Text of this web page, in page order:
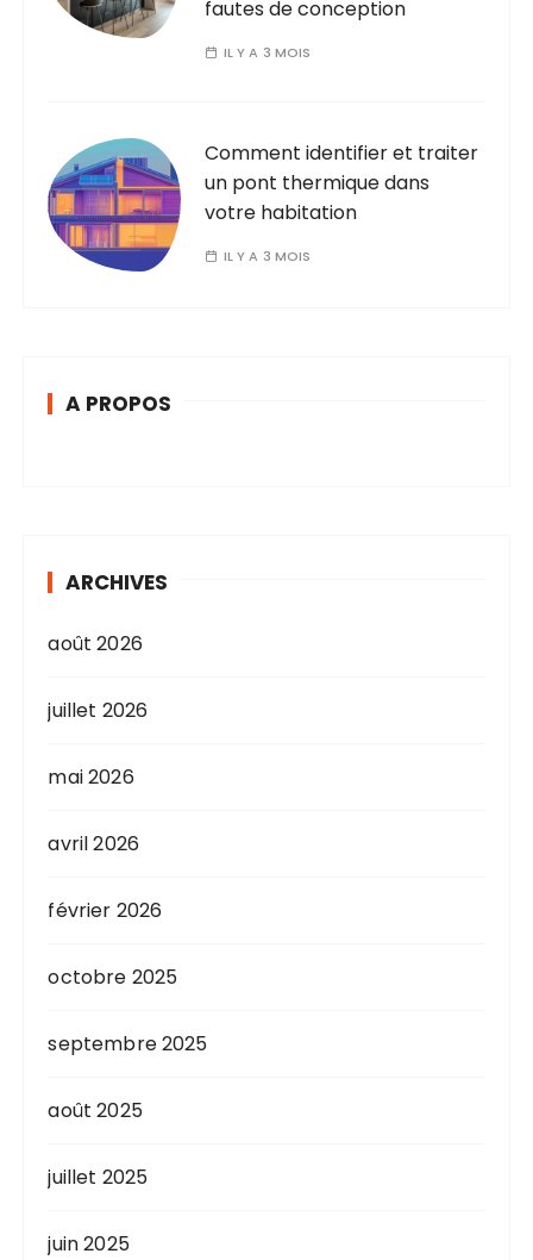
fautes de conception
IL Y A 3 MOIS
Comment identifier et traiter
un pont thermique dans
votre habitation
IL Y A 3 MOIS
A PROPOS
ARCHIVES
août 2026
juillet 2026
mai 2026
avril 2026
février 2026
octobre 2025
septembre 2025
août 2025
juillet 2025
juin 2025